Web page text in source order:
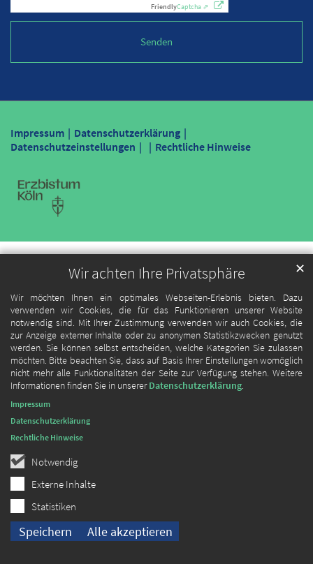
Wir achten Ihre Privatsphäre
Wir möchten Ihnen ein optimales Webseiten-Erlebnis bieten. Dazu
verwenden wir Cookies, die für das Funktionieren unserer Website
notwendig sind. Mit Ihrer Zustimmung verwenden wir auch Cookies, die
zur Anzeige externer Inhalte oder zu anonymen Statistikzwecken genutzt
werden. Sie können selbst entscheiden, welche Kategorien Sie zulassen
möchten. Bitte beachten Sie, dass auf Basis Ihrer Einstellungen womöglich
nicht mehr alle Funktionalitäten der Seite zur Verfügung stehen. Weitere
Informationen finden Sie in unsererDatenschutzerklärung.
Notwendig
Externe Inhalte
Statistiken
Speichern Alle akzeptieren
✕
Impressum
Datenschutzerklärung
Rechtliche Hinweise
FriendlyCaptcha ⇗
Impressum
Datenschutzerklärung
Datenschutzeinstellungen
Rechtliche Hinweise